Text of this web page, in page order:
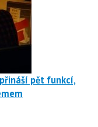
pět funkcí,